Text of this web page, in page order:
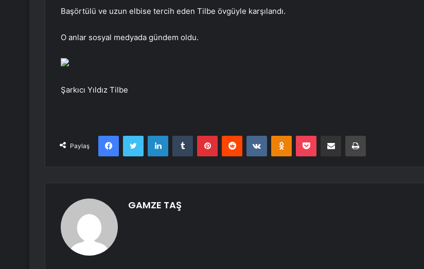
Başörtülü ve uzun elbise tercih eden Tilbe övgüyle karşılandı.
O anlar sosyal medyada gündem oldu.
Şarkıcı Yıldız Tilbe
Paylaş
FacebookTwitter LinkedInTumblr PinterestReddit VKontakteOdnoklassniki
Pocket E-Posta ile paylaş Yazdır
GAMZE TAŞ